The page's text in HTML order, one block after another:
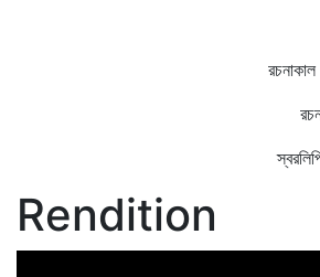
Rendition